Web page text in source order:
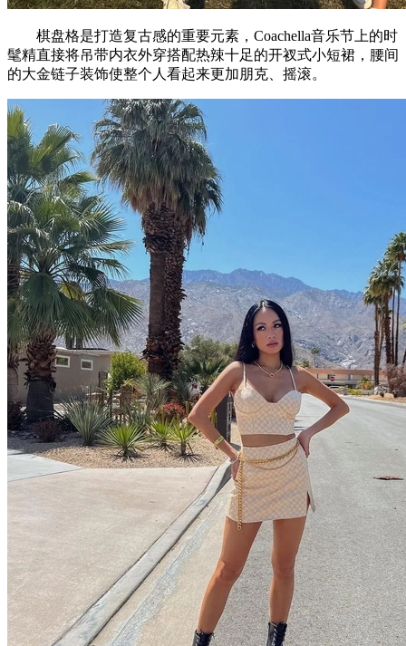
棋盘格是打造复古感的重要元素，Coachella音乐节上的时
髦精直接将吊带内衣外穿搭配热辣十足的开衩式小短裙，腰间
的大金链子装饰使整个人看起来更加朋克、摇滚。